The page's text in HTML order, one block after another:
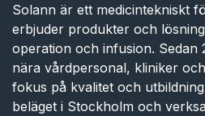
Solann är ett medicintekniskt
erbjuder produkter och
operation och infusion. Sedan
nära vårdpersonal, kliniker
fokus på kvalitet och
beläget i Stockholm och